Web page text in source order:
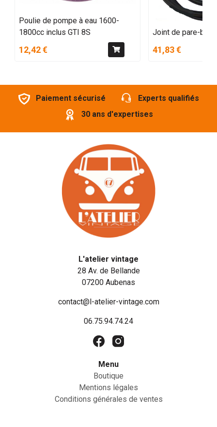
Poulie de pompe à eau 1600-
1800cc inclus GTI 8S
12,42 €
Joint de pare-
41,83 €
Paiement sécurisé
Experts qualifiés
30 ans d'expertises
L'atelier vintage
28 Av. de Bellande
07200 Aubenas
contact@l-atelier-vintage.com
06.75.94.74.24
Menu
Boutique
Mentions légales
Conditions générales de ventes